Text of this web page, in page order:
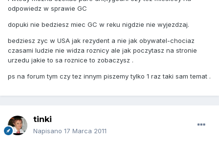
odpowiedz w sprawie GC
dopuki nie bedziesz miec GC w reku nigdzie nie wyjezdzaj.
bedziesz zyc w USA jak rezydent a nie jak obywatel-chociaz
czasami ludzie nie widza roznicy ale jak poczytasz na stronie
urzedu jakie to sa roznice to zobaczysz .
ps na forum tym czy tez innym piszemy tylko 1 raz taki sam temat .
tinki
Napisano 17 Marca 2011